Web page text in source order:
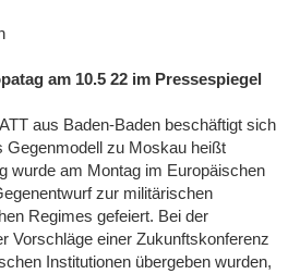
am 10.5 22 im Pressespiegel
aus Baden-Baden beschäftigt sich
Gegenmodell zu Moskau heißt
wurde am Montag im Europäischen
zur militärischen
Regimes gefeiert. Bei der
Vorschläge einer Zukunftskonferenz
Institutionen übergeben wurden,